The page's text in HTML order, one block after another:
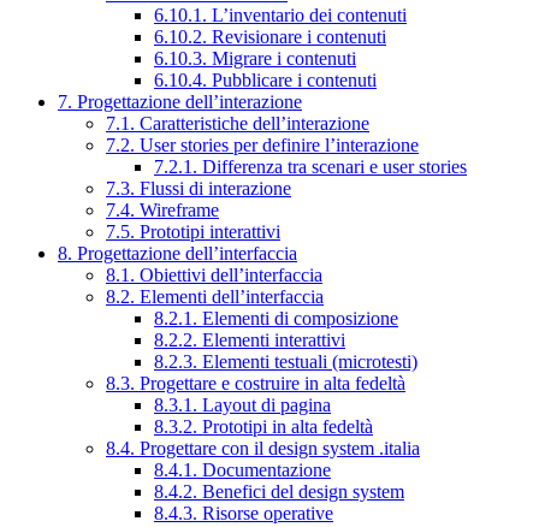
6.10.1. L’inventario dei contenuti
6.10.2. Revisionare i contenuti
6.10.3. Migrare i contenuti
6.10.4. Pubblicare i contenuti
7. Progettazione dell’interazione
7.1. Caratteristiche dell’interazione
7.2. User stories per definire l’interazione
7.2.1. Differenza tra scenari e user stories
7.3. Flussi di interazione
7.4. Wireframe
7.5. Prototipi interattivi
8. Progettazione dell’interfaccia
8.1. Obiettivi dell’interfaccia
8.2. Elementi dell’interfaccia
8.2.1. Elementi di composizione
8.2.2. Elementi interattivi
8.2.3. Elementi testuali (microtesti)
8.3. Progettare e costruire in alta fedeltà
8.3.1. Layout di pagina
8.3.2. Prototipi in alta fedeltà
8.4. Progettare con il design system .italia
8.4.1. Documentazione
8.4.2. Benefici del design system
8.4.3. Risorse operative